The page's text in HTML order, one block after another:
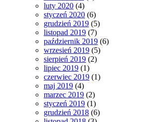
luty 2020 (4)
styczeń 2020 (6)
grudzień 2019 (5)
listopad 2019 (7)
październik 2019 (6)
wrzesień 2019 (5)
sierpień 2019 (2)
lipiec 2019 (1)
czerwiec 2019 (1)
maj 2019 (4)
marzec 2019 (2)
styczeń 2019 (1)
grudzień 2018 (6)